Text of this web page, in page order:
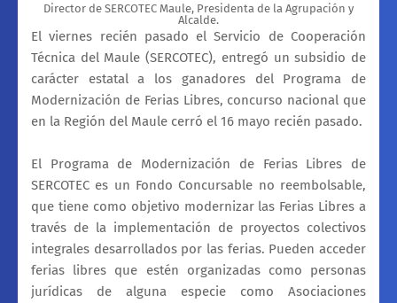
Director de SERCOTEC Maule, Presidenta de la Agrupación y
Alcalde.
El viernes recién pasado el Servicio de Cooperación
Técnica del Maule (SERCOTEC), entregó un subsidio de
carácter estatal a los ganadores del Programa de
Modernización de Ferias Libres, concurso nacional que
en la Región del Maule cerró el 16 mayo recién pasado.
El Programa de Modernización de Ferias Libres de
SERCOTEC es un Fondo Concursable no reembolsable,
que tiene como objetivo modernizar las Ferias Libres a
través de la implementación de proyectos colectivos
integrales desarrollados por las ferias. Pueden acceder
ferias libres que estén organizadas como personas
jurídicas de alguna especie como Asociaciones